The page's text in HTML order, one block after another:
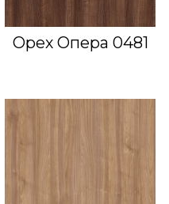
Орех Опера 0481